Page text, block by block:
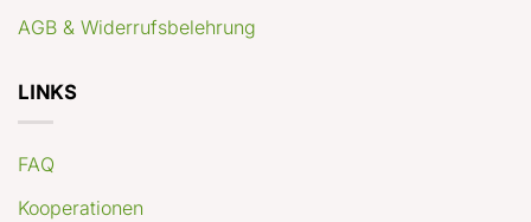
AGB & Widerrufsbelehrung
LINKS
FAQ
Kooperationen